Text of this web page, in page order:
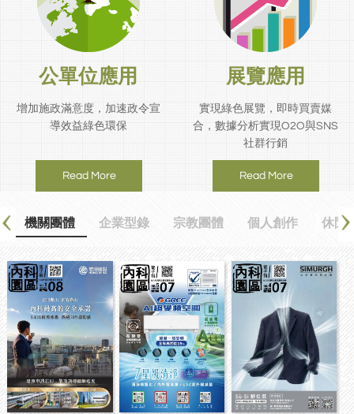
公單位應用
增加施政滿意度，加速政令宣
導效益綠色環保
Read More
展覽應用
實現綠色展覽，即時買賣媒
合，數據分析實現O2O與SNS
社群行銷
Read More
機關團體 企業型錄 宗教團體 個人創作 休閒